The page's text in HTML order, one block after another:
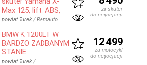
Max 125, lift, ABS,
powiat Turek/Remauto
za skuter
do negocjacji
BMW K 1200LT W
BARDZO ZADBANYM
STANIE
powiat Turek/
12 499
za motocykl
do negocjacji